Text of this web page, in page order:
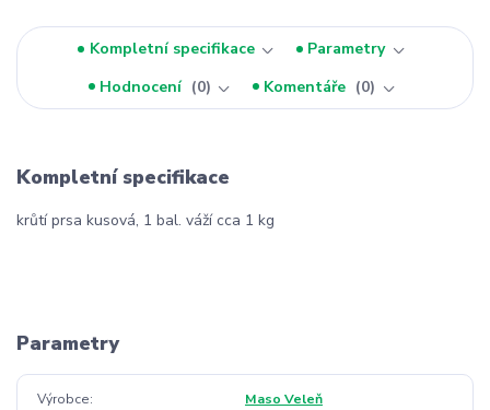
Kompletní specifikace
Parametry
Hodnocení
0 Komentáře 0
Kompletní specifikace
krůtí prsa kusová, 1 bal. váží cca 1 kg
Parametry
Výrobce Maso Veleň